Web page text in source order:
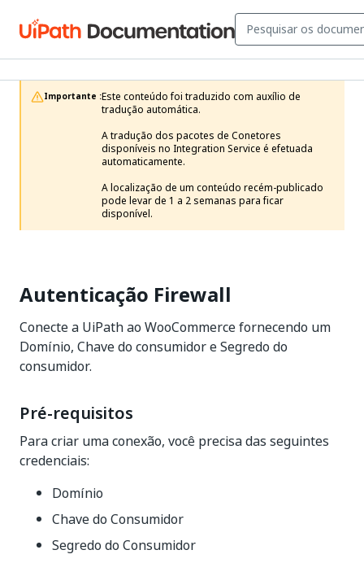
Importante :Este conteúdo foi traduzido com auxílio de
tradução automática.
A tradução dos pacotes de Conetores
disponíveis no Integration Service é efetuada
automaticamente.
A localização de um conteúdo recém-publicado
pode levar de 1 a 2 semanas para ficar
disponível.
Autenticação Firewall
Conecte a UiPath ao WooCommerce fornecendo um
Domínio, Chave do consumidor e Segredo do
consumidor.
Pré-requisitos
Para criar uma conexão, você precisa das seguintes
credenciais:
Domínio
Chave do Consumidor
Segredo do Consumidor